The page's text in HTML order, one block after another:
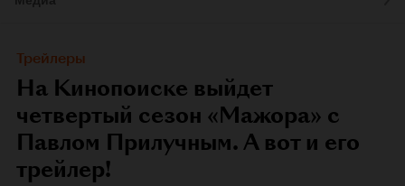
Трейлеры
На Кинопоиске выйдет
четвертый сезон «Мажора» с
Павлом Прилучным. А вот и его
трейлер!